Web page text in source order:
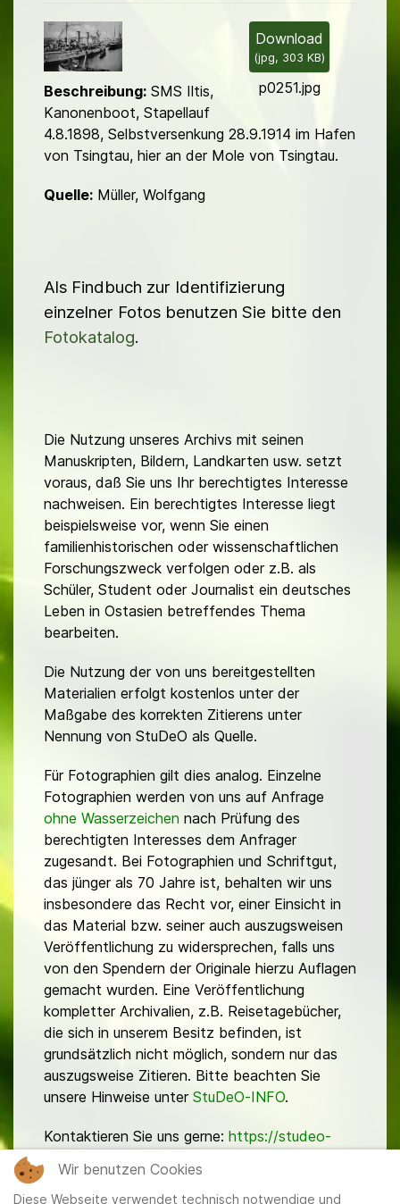
l
d
Download
(jpg, 303 KB)
p0251.jpg
Beschreibung: SMS Iltis,
Kanonenboot, Stapellauf
4.8.1898, Selbstversenkung 28.9.1914 im Hafen
von Tsingtau, hier an der Mole von Tsingtau.
Quelle: Müller, Wolfgang
Als Findbuch zur Identifizierung
einzelner Fotos benutzen Sie bitte den
Fotokatalog.
Die Nutzung unseres Archivs mit seinen
Manuskripten, Bildern, Landkarten usw. setzt
voraus, daß Sie uns Ihr berechtigtes Interesse
nachweisen. Ein berechtigtes Interesse liegt
beispielsweise vor, wenn Sie einen
familienhistorischen oder wissenschaftlichen
Forschungszweck verfolgen oder z.B. als
Schüler, Student oder Journalist ein deutsches
Leben in Ostasien betreffendes Thema
bearbeiten.
Die Nutzung der von uns bereitgestellten
Materialien erfolgt kostenlos unter der
Maßgabe des korrekten Zitierens unter
Nennung von StuDeO als Quelle.
Für Fotographien gilt dies analog. Einzelne
Fotographien werden von uns auf Anfrage
ohne Wasserzeichen nach Prüfung des
berechtigten Interesses dem Anfrager
zugesandt. Bei Fotographien und Schriftgut,
das jünger als 70 Jahre ist, behalten wir uns
insbesondere das Recht vor, einer Einsicht in
das Material bzw. seiner auch auszugsweisen
Veröffentlichung zu widersprechen, falls uns
von den Spendern der Originale hierzu Auflagen
gemacht wurden. Eine Veröffentlichung
kompletter Archivalien, z.B. Reisetagebücher,
die sich in unserem Besitz befinden, ist
grundsätzlich nicht möglich, sondern nur das
auszugsweise Zitieren. Bitte beachten Sie
unsere Hinweise unter StuDeO-INFO.
Kontaktieren Sie uns gerne: https://studeo-
Wir benutzen Cookies
Diese Webseite verwendet technisch notwendige und